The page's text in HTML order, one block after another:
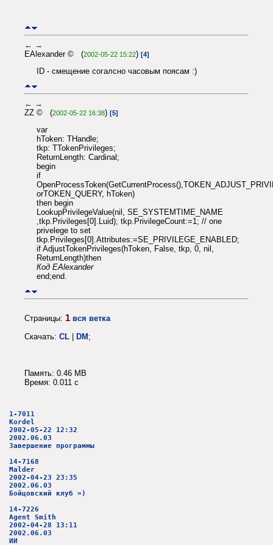
← →
EAlexander © (2002-05-22 15:22) [4]
ID - смещение согалсно часовым поясам :)
← →
ZZ © (2002-05-22 16:38) [5]
var
hToken: THandle;
tkp: TTokenPrivileges;
ReturnLength: Cardinal;
begin
if
orTOKEN_QUERY, hToken)
then begin
LookupPrivilegeValue(nil, SE_SYSTEMTIME_NAME
,tkp.Privileges[0].Luid); tkp.PrivilegeCount:=1; // one
privelege to set
tkp.Privileges[0].Attributes:=SE_PRIVILEGE_ENABLED;
if AdjustTokenPrivileges(hToken, False, tkp, 0, nil,
ReturnLength)then
Код EAlexander
end;end.
Страницы: 1 вся ветка
Скачать: CL | DM;
Память: 0.46 MB
Время: 0.011 c
1-7011
Kordel
2002-05-22 12:32
2002.06.03
Завершение программы
14-7168
Malder
2002-04-23 23:35
2002.06.03
Бойцовский клуб =)
14-7226
Agent Smith
2002-04-28 13:11
2002.06.03
ИИ